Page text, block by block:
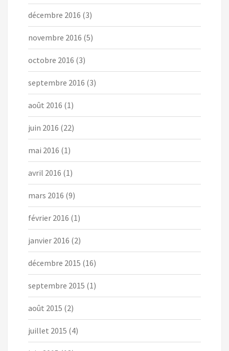
décembre 2016 (3)
novembre 2016 (5)
octobre 2016 (3)
septembre 2016 (3)
août 2016 (1)
juin 2016 (22)
mai 2016 (1)
avril 2016 (1)
mars 2016 (9)
février 2016 (1)
janvier 2016 (2)
décembre 2015 (16)
septembre 2015 (1)
août 2015 (2)
juillet 2015 (4)